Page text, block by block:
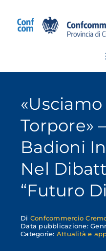
contenuto
Torpore»
Badioni
Nel
“futuro
Di Confcommercio
Data pubblicazione:
Categorie: Attualità e